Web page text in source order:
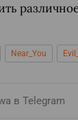
Near_You
в Telegram